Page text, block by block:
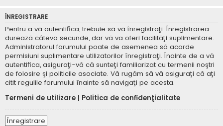
ÎNREGISTRARE
Pentru a vă autentifica, trebuie să vă înregistraţi. Înregistrarea
durează câteva secunde, dar vă va oferi facilităţi suplimentare.
Administratorul forumului poate de asemenea să acorde
permisiuni suplimentare utilizatorilor înregistraţi. Înainte de a vă
autentifica, asiguraţi-vă că sunteţi familiarizat cu termenii noştri
de folosire şi politicile asociate. Vă rugăm să vă asiguraţi că aţi
citit regulile forumului înainte să navigaţi pe acesta.
Termeni de utilizare
Politica de confidenţialitate
Înregistrare